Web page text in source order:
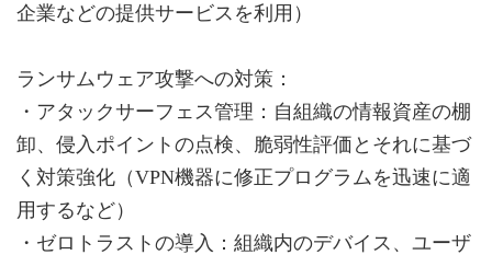
企業などの提供サービスを利用）
ランサムウェア攻撃への対策：
・アタックサーフェス管理：自組織の情報資産の棚
卸、侵入ポイントの点検、脆弱性評価とそれに基づ
く対策強化（VPN機器に修正プログラムを迅速に適
用するなど）
・ゼロトラストの導入：組織内のデバイス、ユーザ